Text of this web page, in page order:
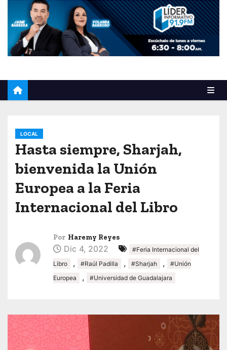
LOCAL
Hasta siempre, Sharjah,
bienvenida la Unión
Europea a la Feria
Internacional del Libro
Por Haremy Reyes
Dic 4, 2022
#Feria Internacional del
Libro
, #Raúl Padilla , #Sharjah ,
#Unión
Europea
, #Universidad de Guadalajara